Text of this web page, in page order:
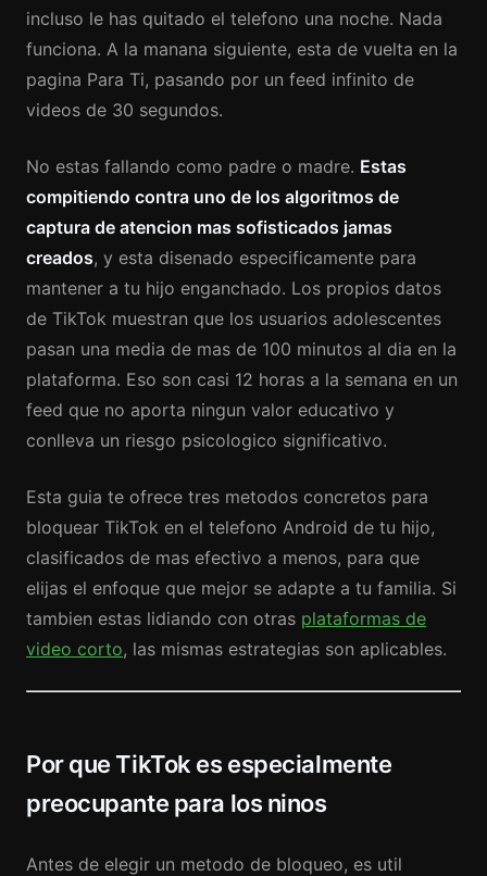
incluso le has quitado el telefono una noche. Nada
funciona. A la manana siguiente, esta de vuelta en la
pagina Para Ti, pasando por un feed infinito de
videos de 30 segundos.
No estas fallando como padre o madre. Estas
compitiendo contra uno de los algoritmos de
captura de atencion mas sofisticados jamas
creados, y esta disenado especificamente para
mantener a tu hijo enganchado. Los propios datos
de TikTok muestran que los usuarios adolescentes
pasan una media de mas de 100 minutos al dia en la
plataforma. Eso son casi 12 horas a la semana en un
feed que no aporta ningun valor educativo y
conlleva un riesgo psicologico significativo.
Esta guia te ofrece tres metodos concretos para
bloquear TikTok en el telefono Android de tu hijo,
clasificados de mas efectivo a menos, para que
elijas el enfoque que mejor se adapte a tu familia. Si
tambien estas lidiando con otras plataformas de
video corto, las mismas estrategias son aplicables.
Por que TikTok es especialmente
preocupante para los ninos
Antes de elegir un metodo de bloqueo, es util